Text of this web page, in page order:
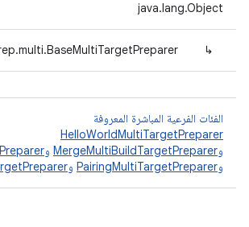
java.lang.Object
↳
الفئات الفرعية المباشرة المعروفة
HelloWorldMultiTargetPreparer
وMergeMultiBuildTargetPreparer و
وPairingMultiTargetPreparer و